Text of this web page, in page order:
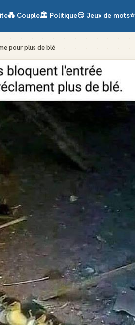
💑 Couple🏛️ Politique😏 Jeux de mots⭐
pour plus de blé